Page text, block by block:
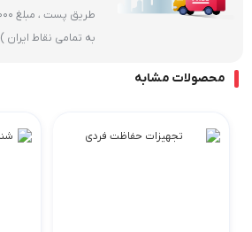
به تمامی نقاط ایران )
محصولات مشابه